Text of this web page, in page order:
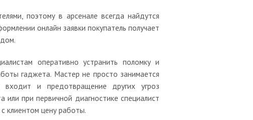
поэтому в арсенале всегда найдутся
онлайн заявки покупатель получает
оперативно устранить поломку и
гаджета. Мастер не просто занимается
и предотвращение других угроз
при первичной диагностике специалист
клиентом цену работы.